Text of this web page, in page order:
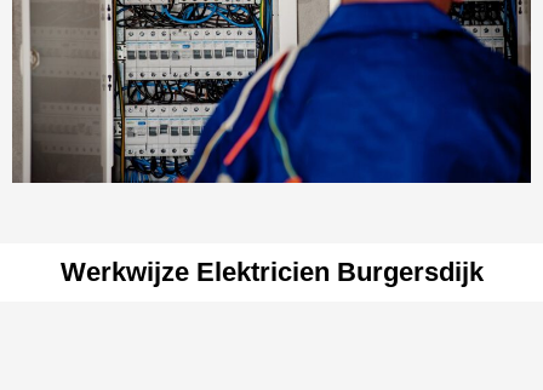
Werkwijze Elektricien Burgersdijk